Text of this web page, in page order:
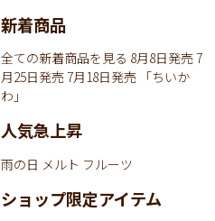
新着商品
全ての新着商品を見る 8月8日発売7
月25日発売7月18日発売 「ちいか
わ」
人気急上昇
雨の日 メルト フルーツ
ショップ限定アイテム